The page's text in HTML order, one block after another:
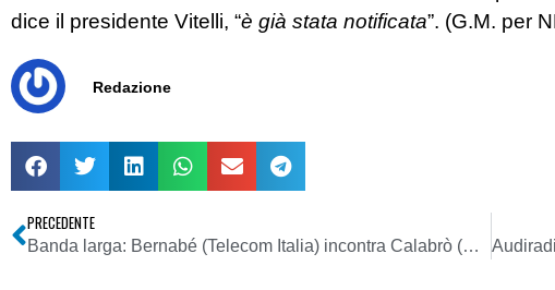
dice il presidente Vitelli, “è già stata notificata”. (G.M. per
Redazione
PRECEDENTE
Banda larga: Bernabé (Telecom Italia) incontra Calabrò (Agcom) ed assicura lo sviluppo della rete fissa e mobile